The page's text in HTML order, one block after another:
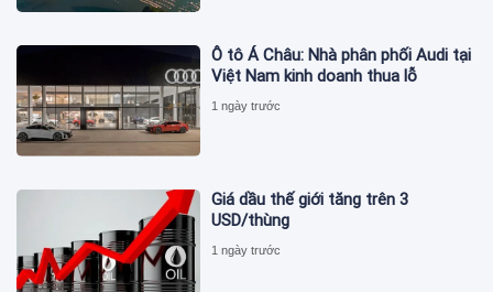
Ô tô Á Châu: Nhà phân phối Audi tại
Việt Nam kinh doanh thua lỗ
1 ngày trước
Giá dầu thế giới tăng trên 3
USD/thùng
1 ngày trước